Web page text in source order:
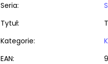
Seria:
Tytuł:
Kategorie:
EAN: